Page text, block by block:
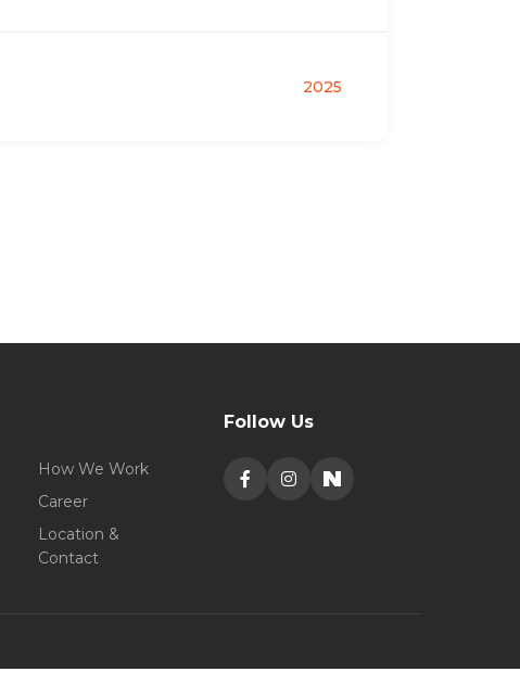
2025
How We Work
Career
Location &
Contact
Follow Us